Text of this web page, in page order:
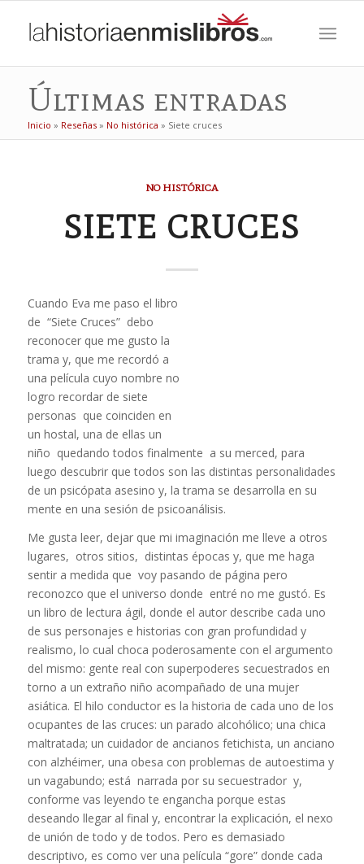
Últimas entradas
Inicio » Reseñas» No histórica » Siete cruces
NO HISTÓRICA
SIETE CRUCES
Cuando Eva me paso el libro
de “Siete Cruces” debo
reconocer que me gusto la
trama y, que me recordó a
una película cuyo nombre no
logro recordar de siete
personas que coinciden en
un hostal, una de ellas un
niño quedando todos finalmente a su merced, para
luego descubrir que todos son las distintas personalidades
de un psicópata asesino y, la trama se desarrolla en su
mente en una sesión de psicoanálisis.
Me gusta leer, dejar que mi imaginación me lleve a otros
lugares, otros sitios, distintas épocas y, que me haga
sentir a medida que voy pasando de página pero
reconozco que el universo donde entré no me gustó. Es
un libro de lectura ágil, donde el autor describe cada uno
de sus personajes e historias con gran profundidad y
realismo, lo cual choca poderosamente con el argumento
del mismo: gente real con superpoderes secuestrados en
torno a un extraño niño acompañado de una mujer
asiática. El hilo conductor es la historia de cada uno de los
ocupantes de las cruces: un parado alcohólico; una chica
maltratada; un cuidador de ancianos fetichista, un anciano
con alzhéimer, una obesa con problemas de autoestima y
un vagabundo; está narrada por su secuestrador y,
conforme vas leyendo te engancha porque estas
deseando llegar al final y, encontrar la explicación, el nexo
de unión de todo y de todos. Pero es demasiado
descriptivo, es como ver una película “gore” donde cada